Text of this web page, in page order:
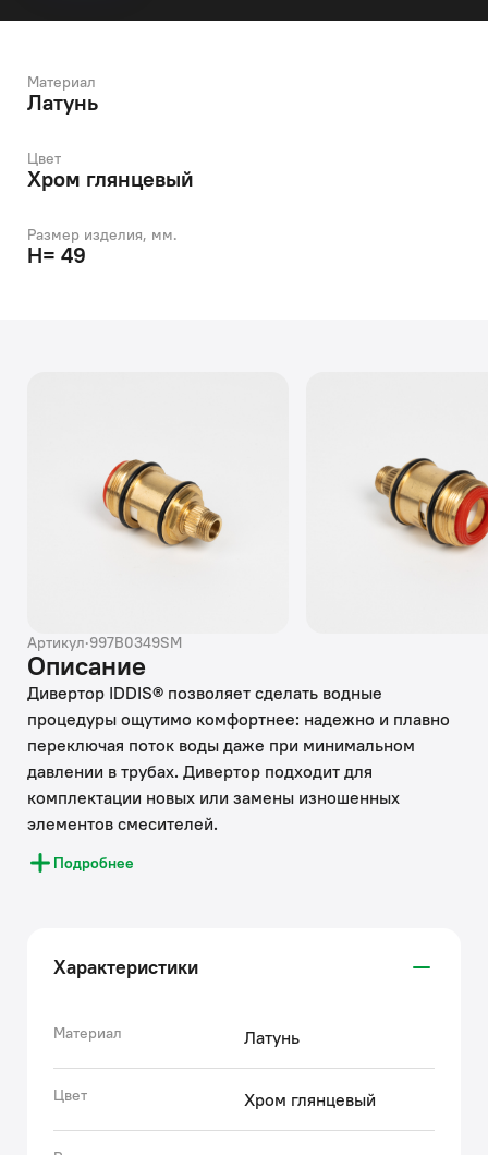
Материал
Латунь
Цвет
Хром глянцевый
Размер изделия, мм.
H= 49
Артикул·997B0349SM
Описание
Дивертор IDDIS® позволяет сделать водные
процедуры ощутимо комфортнее: надежно и плавно
переключая поток воды даже при минимальном
давлении в трубах. Дивертор подходит для
комплектации новых или замены изношенных
элементов смесителей.
IDDIS® ценит время и ресурсы, затрачиваемые на
ремонт, поэтому берет часть забот на себя.
каждый клиентский опыт положительным.
Накопленные экспертные знания помогают бренду
подготовленные к российским условиям
проходят многоступенчатый контроль качества,
превосходящий требования большинства
существующих стандартов.
Подробнее
Характеристики
Материал Латунь
Цвет Хром глянцевый